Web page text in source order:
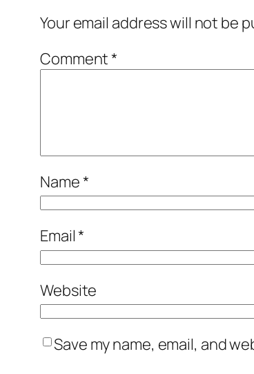
Your email address will not be
Comment*
Name*
Email*
Website
Save my name, email, and